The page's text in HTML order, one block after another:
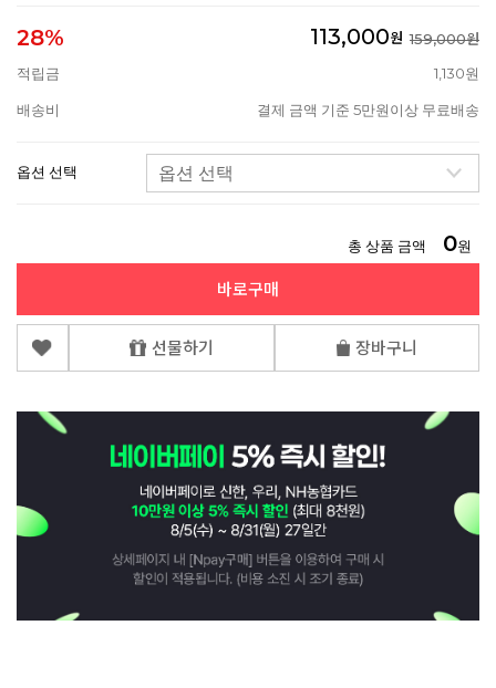
28% 113,000원 159,000원
적립금
1,130원
배송비 결제 금액 기준 5만원이상 무료배송
옵션 선택
총 상품 금액 0원
바로구매
선물하기 장바구니